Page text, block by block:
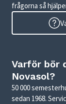
frågorna så
Varför bör
Novasol?
50 000
sedan 1968.